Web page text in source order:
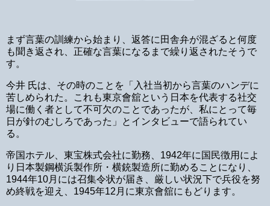
まず言葉の訓練から始まり、返答に田舎弁が混ざると何度
も聞き返され、正確な言葉になるまで繰り返されたそうで
す。
今井 氏は、その時のことを「入社当初から言葉のハンデに
苦しめられた。これも東京會舘という日本を代表する社交
場に働く者として不可欠のことであったが、私にとって毎
日が針のむしろであった」とインタビューで語られてい
る。
帝国ホテル、東宝株式会社に勤務、1942年に国民徴用によ
り日本製鋼横浜製作所・横銃製造所に勤めることになり、
1944年10月には召集令状が届き、厳しい状況下で兵役を努
め終戦を迎え、1945年12月に東京會舘にもどります。